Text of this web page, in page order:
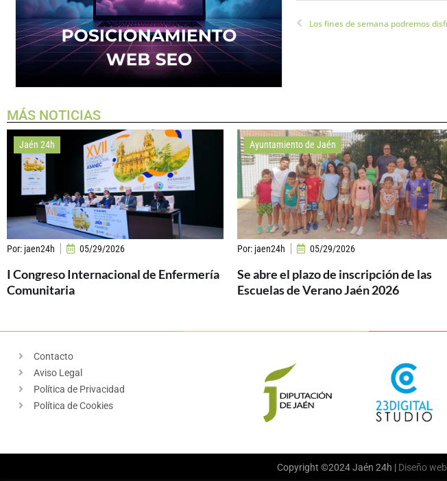
MÁS NOTICIAS
Jaén 24h
Por: jaen24h 05/29/2026
I Congreso Internacional de Enfermería
Comunitaria
Ayuntamiento de Jaén
Por: jaen24h 05/29/2026
Se abre el plazo de inscripción de las
Escuelas de Verano Jaén 2026
Contacto
Aviso Legal
Política de Privacidad
Política de Cookies
Copyright ©2024 Jaén 24h | Diseño web